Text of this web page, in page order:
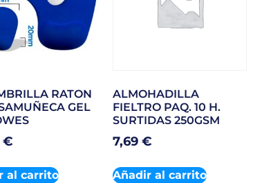
RATON
GEL
€
al carrito
ALMOHADILLA
FIELTRO PAQ. 10 H.
SURTIDAS 250GSM
7,69 €
Añadir al carrito